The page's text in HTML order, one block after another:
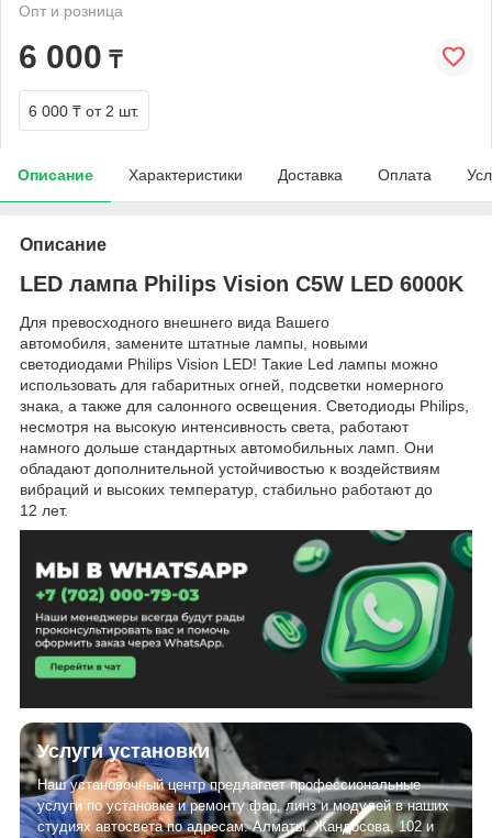
Опт и розница
6 000 ₸
6 000 ₸ от 2 шт.
Описание Характеристики Доставка Оплата
Описание
LED лампа Philips Vision C5W LED 6000K
Для превосходного внешнего вида Вашего
автомобиля, замените штатные лампы, новыми
светодиодами Philips Vision LED! Такие Led лампы можно
использовать для габаритных огней, подсветки номерного
знака, а также для салонного освещения. Светодиоды Philips,
несмотря на высокую интенсивность света, работают
намного дольше стандартных автомобильных ламп. Они
обладают дополнительной устойчивостью к воздействиям
вибраций и высоких температур, стабильно работают до
12 лет.
Услуги установки
Наш установочный центр предлагает профессиональные
услуги по установке и ремонту фар, линз и модулей в наших
студиях автосвета по адресам: Алматы, Жандосова, 102 и